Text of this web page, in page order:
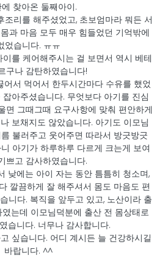
찾아온 둘째아이.
리를 해주셨었고, 초보엄마라 뭐든 서
과 마음 모두 매우 힘들었던 기억밖에
었습니다. ㅠㅠ
를 케어해주시는 걸 보면서 역시 베테
구나 감탄하였습니다!
서 먹어서 한두시간마다 수유를 했었
아주셨습니다. 무엇보다 아기를 진심
면 그때그때 요구사항에 맞춰 편안하게
보채지도 않았습니다. 아기도 이모님
불러주고 웃어주면 따라서 방긋방긋
아기가 하루하루 다르게 크는게 보여
쁘고 감사하였습니다.
낮에는 아이 자는 동안 틈틈히 청소며,
깔끔하게 잘 해주셔서 몸도 마음도 편
니다. 복직을 앞두고 있고, 노산이라 출
는데 이모님덕분에 출산 전 몸상태로
습니다. 너무나 감사합니다.
싶습니다. 어디 계시든 늘 건강하시길
바랍니다. ^^